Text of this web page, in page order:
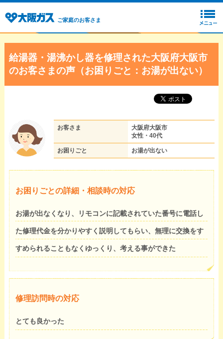
ご家庭のお客さま
給湯器・湯沸かし器を修理された大阪府大阪市
のお客さまの声（お困りごと：お湯が出ない）
お客さま
大阪府大阪市
女性・40代
お困りごと お湯が出ない
お困りごとの詳細・相談時の対応
お湯が出なくなり、リモコンに記載されていた番号に電話し
た修理代金を分かりやすく説明してもらい、無理に交換をす
すめられることもなくゆっくり、考える事ができた
修理訪問時の対応
とても良かった